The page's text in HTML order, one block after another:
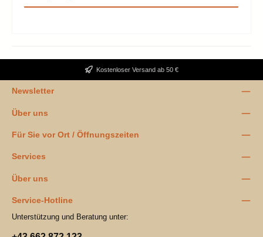
Kostenloser Versand ab 50 €
Newsletter
Über uns
Für Sie vor Ort / Öffnungszeiten
Services
Über uns
Service-Hotline
Unterstützung und Beratung unter: